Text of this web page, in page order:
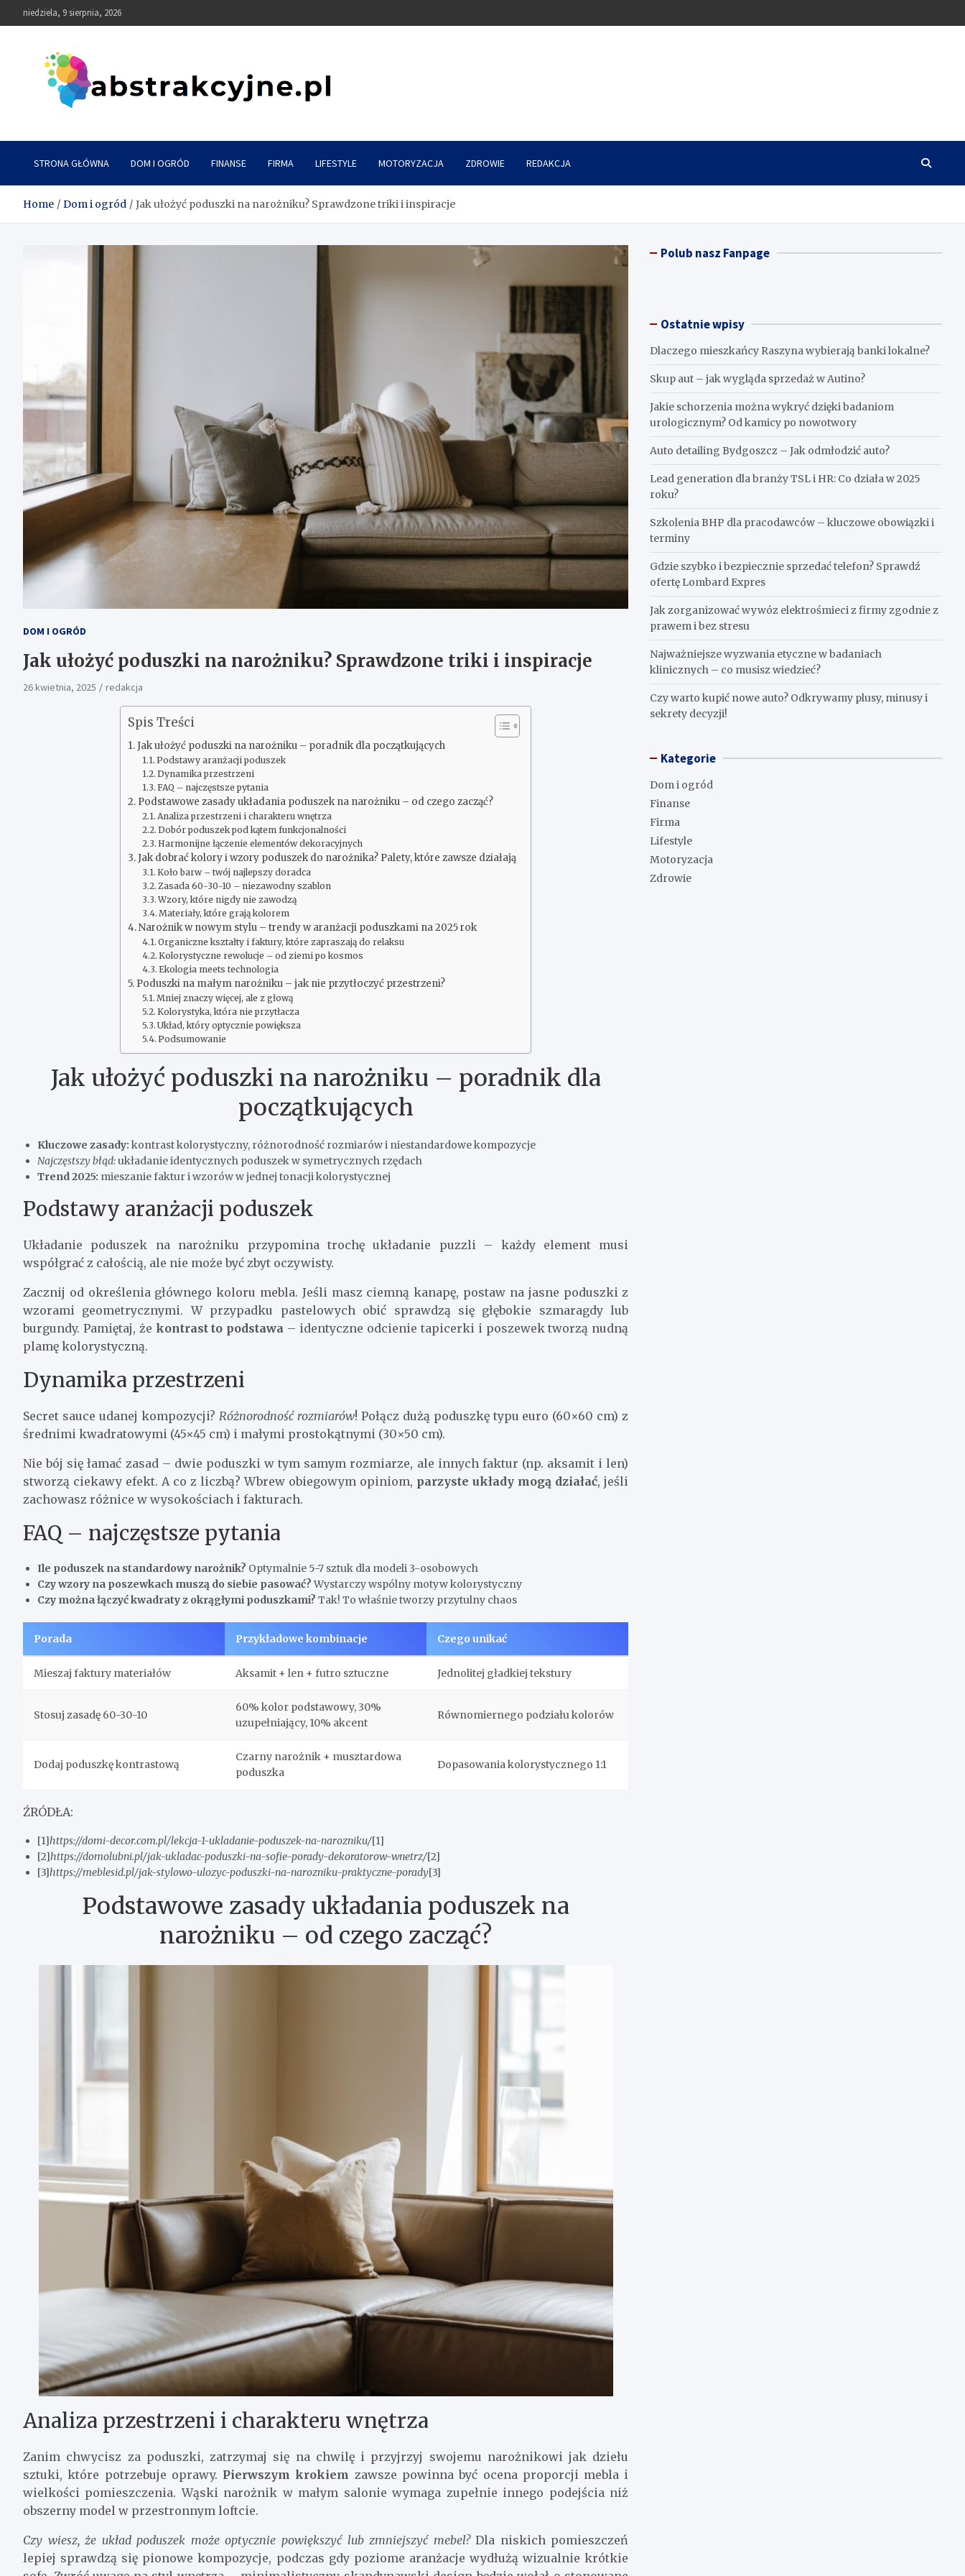
to
niedziela, 9 sierpnia, 2026
Abstrakcyjne
STRONA GŁÓWNA DOM I OGRÓD FINANSE FIRMA LIFESTYLE MOTORYZACJA ZDROWIE REDAKCJA
Home Dom i ogród Jak ułożyć poduszki na narożniku? Sprawdzone triki i inspiracje
DOM I OGRÓD
Jak ułożyć poduszki na narożniku? Sprawdzone triki i inspiracje
26 kwietnia, 2025 redakcja
Spis Treści
Jak ułożyć poduszki na narożniku – poradnik dla początkujących
Podstawy aranżacji poduszek
Dynamika przestrzeni
FAQ – najczęstsze pytania
Podstawowe zasady układania poduszek na narożniku – od czego zacząć?
Analiza przestrzeni i charakteru wnętrza
Dobór poduszek pod kątem funkcjonalności
Harmonijne łączenie elementów dekoracyjnych
Jak dobrać kolory i wzory poduszek do narożnika? Palety, które zawsze działają
Koło barw – twój najlepszy doradca
Zasada 60-30-10 – niezawodny szablon
Wzory, które nigdy nie zawodzą
Materiały, które grają kolorem
Narożnik w nowym stylu – trendy w aranżacji poduszkami na 2025 rok
Organiczne kształty i faktury, które zapraszają do relaksu
Kolorystyczne rewolucje – od ziemi po kosmos
Ekologia meets technologia
Poduszki na małym narożniku – jak nie przytłoczyć przestrzeni?
Mniej znaczy więcej, ale z głową
Kolorystyka, która nie przytłacza
Układ, który optycznie powiększa
Podsumowanie
Jak ułożyć poduszki na narożniku – poradnik dla
początkujących
Kluczowe zasady: kontrast kolorystyczny, różnorodność rozmiarów i niestandardowe kompozycje
Najczęstszy błąd:układanie identycznych poduszek w symetrycznych rzędach
Trend 2025: mieszanie faktur i wzorów w jednej tonacji kolorystycznej
Podstawy aranżacji poduszek
Układanie poduszek na narożniku przypomina trochę układanie puzzli – każdy element musi
współgrać z całością, ale nie może być zbyt oczywisty.
Zacznij od określenia głównego koloru mebla. Jeśli masz ciemną kanapę, postaw na jasne poduszki z
wzorami geometrycznymi. W przypadku pastelowych obić sprawdzą się głębokie szmaragdy lub
burgundy. Pamiętaj, że kontrast to podstawa – identyczne odcienie tapicerki i poszewek tworzą nudną
plamę kolorystyczną.
Dynamika przestrzeni
Secret sauce udanej kompozycji? Różnorodność rozmiarów! Połącz dużą poduszkę typu euro (60×60 cm) z
średnimi kwadratowymi (45×45 cm) i małymi prostokątnymi (30×50 cm).
Nie bój się łamać zasad – dwie poduszki w tym samym rozmiarze, ale innych faktur (np. aksamit i len)
stworzą ciekawy efekt. A co z liczbą? Wbrew obiegowym opiniom, parzyste układy mogą działać, jeśli
zachowasz różnice w wysokościach i fakturach.
FAQ – najczęstsze pytania
Ile poduszek na standardowy narożnik? Optymalnie 5-7 sztuk dla modeli 3-osobowych
Czy wzory na poszewkach muszą do siebie pasować?Wystarczy wspólny motyw kolorystyczny
Czy można łączyć kwadraty z okrągłymi poduszkami? Tak! To właśnie tworzy przytulny chaos
Porada Przykładowe kombinacje Czego unikać
Mieszaj faktury materiałów Aksamit + len + futro sztuczne Jednolitej gładkiej tekstury
Stosuj zasadę 60-30-10
60% kolor podstawowy, 30%
uzupełniający, 10% akcent
Równomiernego podziału kolorów
Dodaj poduszkę kontrastową
Czarny narożnik + musztardowa
poduszka
Dopasowania kolorystycznego 1:1
ŹRÓDŁA:
[1]https://domi-decor.com.pl/lekcja-1-ukladanie-poduszek-na-narozniku/[1]
[2]https://domolubni.pl/jak-ukladac-poduszki-na-sofie-porady-dekoratorow-wnetrz/[2]
[3]https://meblesid.pl/jak-stylowo-ulozyc-poduszki-na-narozniku-praktyczne-porady[3]
Podstawowe zasady układania poduszek na
narożniku – od czego zacząć?
Analiza przestrzeni i charakteru wnętrza
Zanim chwycisz za poduszki, zatrzymaj się na chwilę i przyjrzyj swojemu narożnikowi jak dziełu
sztuki, które potrzebuje oprawy. Pierwszym krokiem zawsze powinna być ocena proporcji mebla i
wielkości pomieszczenia. Wąski narożnik w małym salonie wymaga zupełnie innego podejścia niż
obszerny model w przestronnym loftcie.
Czy wiesz, że układ poduszek może optycznie powiększyć lub zmniejszyć mebel?Dla niskich pomieszczeń
lepiej sprawdzą się pionowe kompozycje, podczas gdy poziome aranżacje wydłużą wizualnie krótkie
Polub nasz Fanpage
Ostatnie wpisy
Dlaczego mieszkańcy Raszyna wybierają banki lokalne?
Skup aut – jak wygląda sprzedaż w Autino?
Jakie schorzenia można wykryć dzięki badaniom
urologicznym? Od kamicy po nowotwory
Auto detailing Bydgoszcz – Jak odmłodzić auto?
Lead generation dla branży TSL i HR: Co działa w 2025
roku?
Szkolenia BHP dla pracodawców – kluczowe obowiązki i
terminy
Gdzie szybko i bezpiecznie sprzedać telefon? Sprawdź
ofertę Lombard Expres
Jak zorganizować wywóz elektrośmieci z firmy zgodnie z
prawem i bez stresu
Najważniejsze wyzwania etyczne w badaniach
klinicznych – co musisz wiedzieć?
Czy warto kupić nowe auto? Odkrywamy plusy, minusy i
sekrety decyzji!
Kategorie
Dom i ogród
Finanse
Firma
Lifestyle
Motoryzacja
Zdrowie